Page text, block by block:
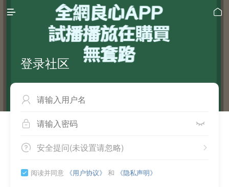
 
登录社区

 
 
安全提问(未设置请忽略)
 阅读并同意 《用户协议》 和 《隐私声明》